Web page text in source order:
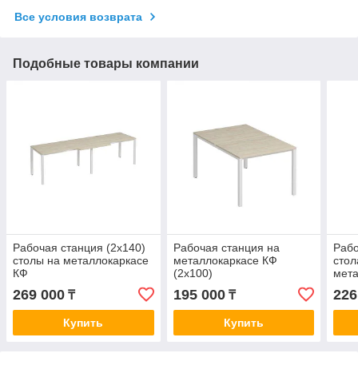
Все условия возврата
Подобные товары компании
Рабочая станция (2х140)
столы на металлокаркасе
КФ
269 000 ₸
Купить
Рабочая станция на
металлокаркасе КФ
(2х100)
195 000₸
Купить